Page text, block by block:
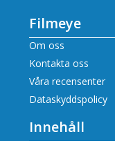
Filmeye
Om oss
Kontakta oss
Våra recensenter
Dataskyddspolicy
Innehåll